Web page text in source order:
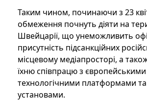
Таким чином, починаючи з 23
обмеження почнуть діяти на
Швейцарії, що унеможливить
присутність підсанкційних
місцевому медіапросторі, а
їхню співпрацю з
технологічними платформами
установами.